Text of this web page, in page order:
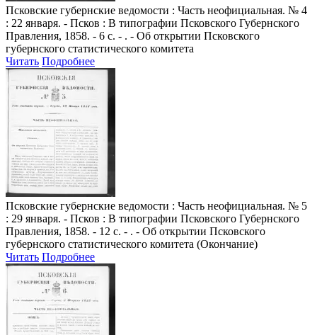
Псковские губернские ведомости : Часть неофициальная. № 4
: 22 января. - Псков : В типографии Псковского Губернского
Правления, 1858. - 6 с. - . - Об открытии Псковского
губернского статистического комитета
Читать Подробнее
Псковские губернские ведомости : Часть неофициальная. № 5
: 29 января. - Псков : В типографии Псковского Губернского
Правления, 1858. - 12 с. - . - Об открытии Псковского
губернского статистического комитета (Окончание)
Читать Подробнее